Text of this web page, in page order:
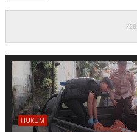
HUKUM